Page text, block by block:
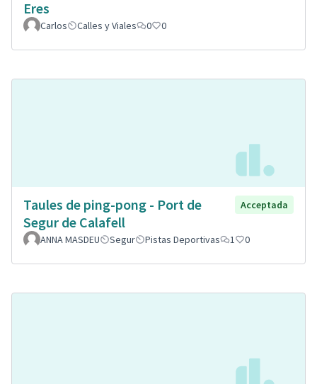
Eres
Carlos Calles y Viales 0 0
Taules de ping-pong - Port de
Segur de Calafell
Acceptada
ANNA MASDEU Segur Pistas Deportivas 1 0